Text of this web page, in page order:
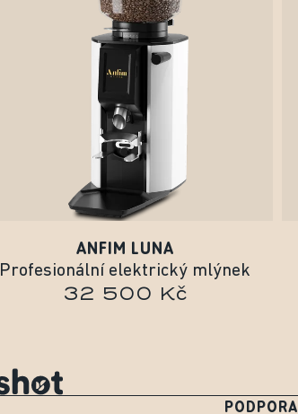
ANFIM LUNA
Profesionální elektrický mlýnek
32 500 Kč
PODPORA